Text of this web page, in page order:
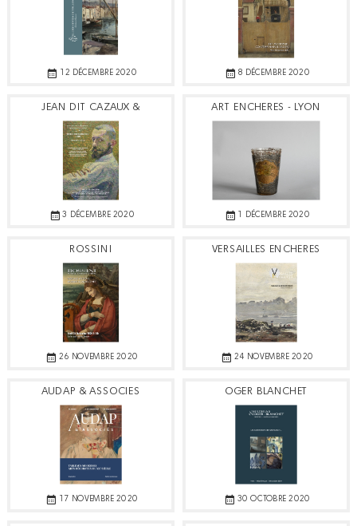
12 DÉCEMBRE 2020 8 DÉCEMBRE 2020
JEAN DIT CAZAUX &
ASSOCIES
3 DÉCEMBRE 2020
ART ENCHERES - LYON
1 DÉCEMBRE 2020
ROSSINI
26 NOVEMBRE 2020
VERSAILLES ENCHERES
24 NOVEMBRE 2020
AUDAP & ASSOCIES
17 NOVEMBRE 2020
OGER BLANCHET
30 OCTOBRE 2020